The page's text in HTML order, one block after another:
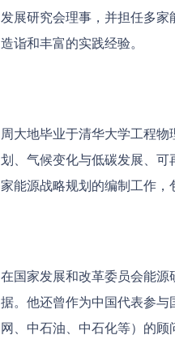
发展研究会理事，并担任多
造诣和丰富的实践经验。
周大地毕业于清华大学工程
划、气候变化与低碳发展、
家能源战略规划的编制工作，
在国家发展和改革委员会能
据。他还曾作为中国代表参
网、中石油、中石化等）的顾